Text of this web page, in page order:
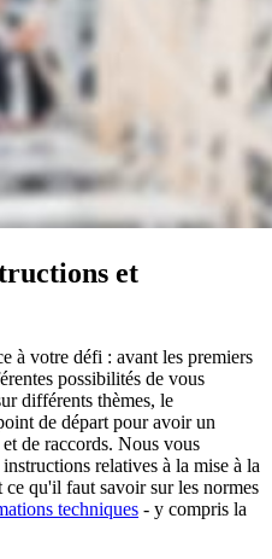
et
à votre défi : avant les premiers
possibilités de vous
différents thèmes, le
de départ pour avoir un
de raccords. Nous vous
relatives à la mise à la
ce qu'il faut savoir sur les normes
techniques - y compris la